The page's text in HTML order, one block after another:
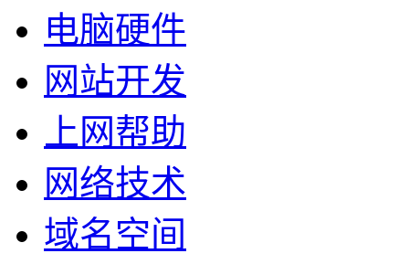
电脑硬件
网站开发
上网帮助
网络技术
域名空间